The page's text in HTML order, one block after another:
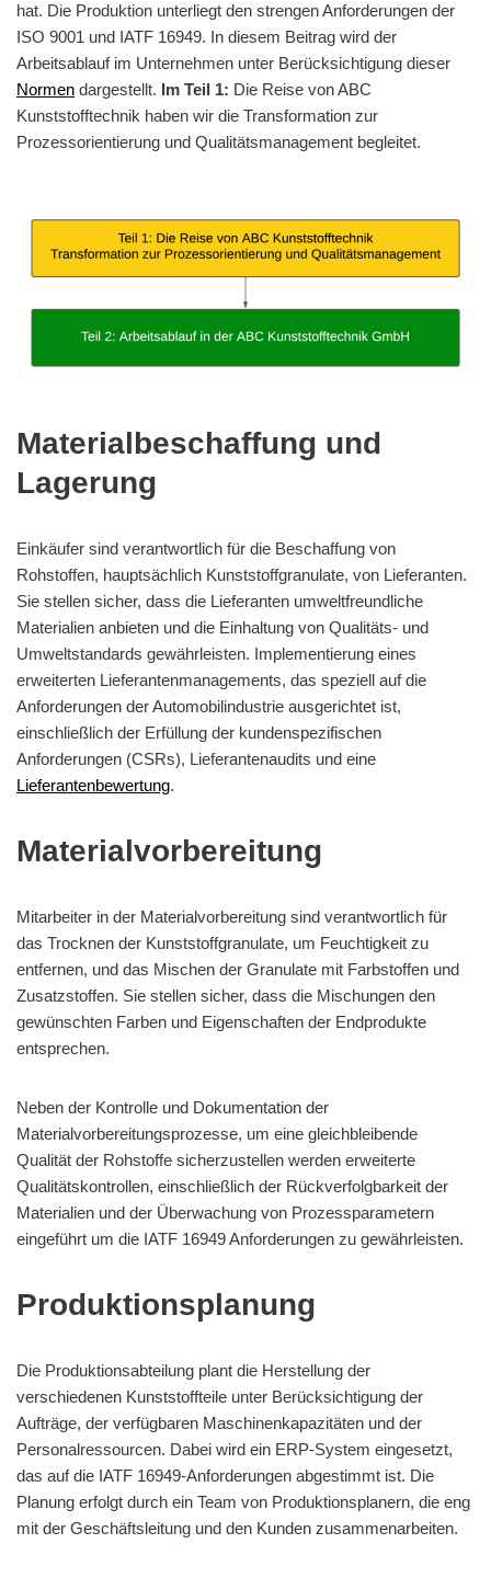
hat. Die Produktion unterliegt den strengen Anforderungen der
ISO 9001 und IATF 16949. In diesem Beitrag wird der
Arbeitsablauf im Unternehmen unter Berücksichtigung dieser
Normen dargestellt. Im Teil 1: Die Reise von ABC
Kunststofftechnik haben wir die Transformation zur
Prozessorientierung und Qualitätsmanagement begleitet.
Materialbeschaffung und
Lagerung
Einkäufer sind verantwortlich für die Beschaffung von
Rohstoffen, hauptsächlich Kunststoffgranulate, von Lieferanten.
Sie stellen sicher, dass die Lieferanten umweltfreundliche
Materialien anbieten und die Einhaltung von Qualitäts- und
Umweltstandards gewährleisten. Implementierung eines
erweiterten Lieferantenmanagements, das speziell auf die
Anforderungen der Automobilindustrie ausgerichtet ist,
einschließlich der Erfüllung der kundenspezifischen
Anforderungen (CSRs), Lieferantenaudits und eine
Lieferantenbewertung.
Materialvorbereitung
Mitarbeiter in der Materialvorbereitung sind verantwortlich für
das Trocknen der Kunststoffgranulate, um Feuchtigkeit zu
entfernen, und das Mischen der Granulate mit Farbstoffen und
Zusatzstoffen. Sie stellen sicher, dass die Mischungen den
gewünschten Farben und Eigenschaften der Endprodukte
entsprechen.
Neben der Kontrolle und Dokumentation der
Materialvorbereitungsprozesse, um eine gleichbleibende
Qualität der Rohstoffe sicherzustellen werden erweiterte
Qualitätskontrollen, einschließlich der Rückverfolgbarkeit der
Materialien und der Überwachung von Prozessparametern
eingeführt um die IATF 16949 Anforderungen zu gewährleisten.
Produktionsplanung
Die Produktionsabteilung plant die Herstellung der
verschiedenen Kunststoffteile unter Berücksichtigung der
Aufträge, der verfügbaren Maschinenkapazitäten und der
Personalressourcen. Dabei wird ein ERP-System eingesetzt,
das auf die IATF 16949-Anforderungen abgestimmt ist. Die
Planung erfolgt durch ein Team von Produktionsplanern, die eng
mit der Geschäftsleitung und den Kunden zusammenarbeiten.